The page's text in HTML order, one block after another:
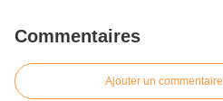
Commentaires
Ajouter un commentaire